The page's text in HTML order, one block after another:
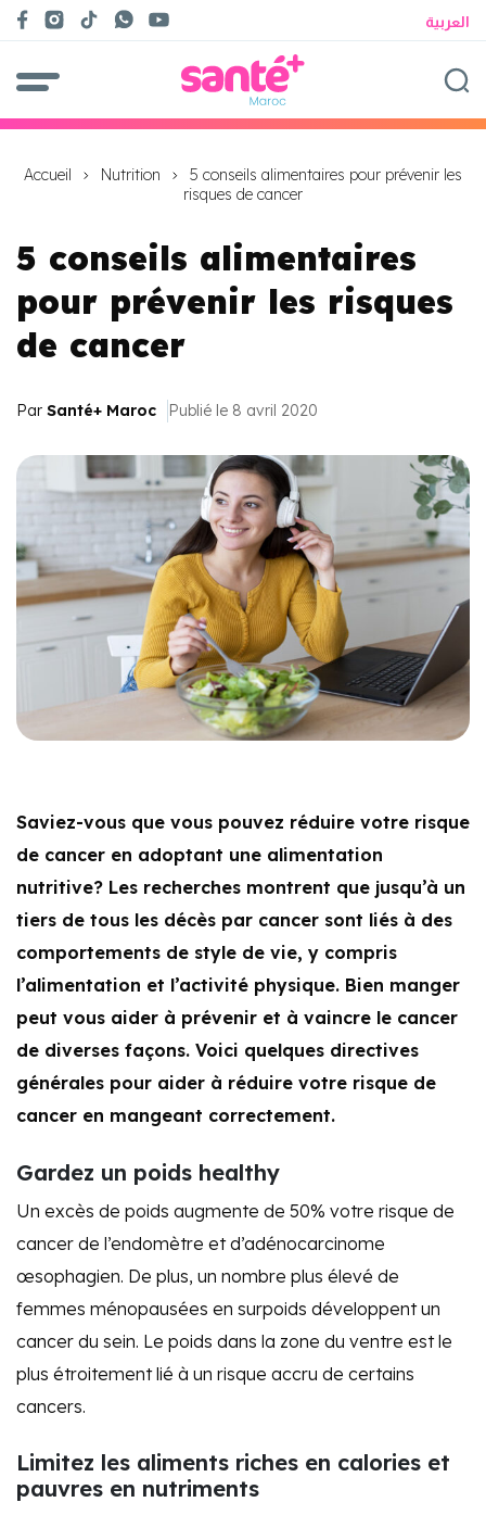
العربية
Accueil Nutrition
5 conseils alimentaires pour prévenir les
risques de cancer
5 conseils alimentaires
pour prévenir les risques
de cancer
Par Santé+ Maroc Publié le 8 avril 2020
Saviez-vous que vous pouvez réduire votre risque
de cancer en adoptant une alimentation
nutritive? Les recherches montrent que jusqu’à un
tiers de tous les décès par cancer sont liés à des
comportements de style de vie, y compris
l’alimentation et l’activité physique. Bien manger
peut vous aider à prévenir et à vaincre le cancer
de diverses façons. Voici quelques directives
générales pour aider à réduire votre risque de
cancer en mangeant correctement.
Gardez un poids healthy
Un excès de poids augmente de 50% votre risque de
cancer de l’endomètre et d’adénocarcinome
œsophagien. De plus, un nombre plus élevé de
femmes ménopausées en surpoids développent un
cancer du sein. Le poids dans la zone du ventre est le
plus étroitement lié à un risque accru de certains
cancers.
Limitez les aliments riches en calories et
pauvres en nutriments